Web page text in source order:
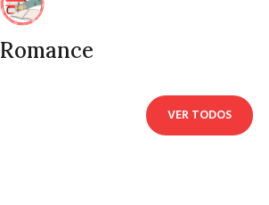
Romance
VER TODOS